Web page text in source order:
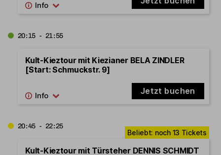
20:15 - 21:55
Kult-Kieztour mit Kiezianer BELA ZINDLER
[Start: Schmuckstr. 9]
Jetzt buchen
20:45 - 22:25
Kult-Kieztour mit Türsteher DENNIS SCHMIDT